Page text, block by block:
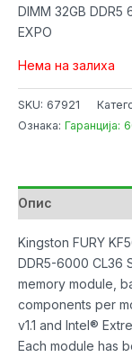
DIMM 32GB
EXPO
Нема на залиха
SKU: 67921
Ознака: Гаранција:
Опис
Kingston FURY
DDR5-6000 CL36
memory module,
components per
v1.1 and Intel®
Each module has